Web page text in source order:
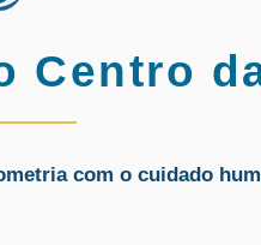
Centro
com o cuidado